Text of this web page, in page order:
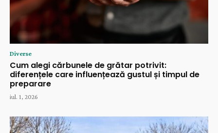
Diverse
Cum alegi cărbunele de grătar potrivit:
diferențele care influențează gustul și timpul de
preparare
iul. 1, 2026